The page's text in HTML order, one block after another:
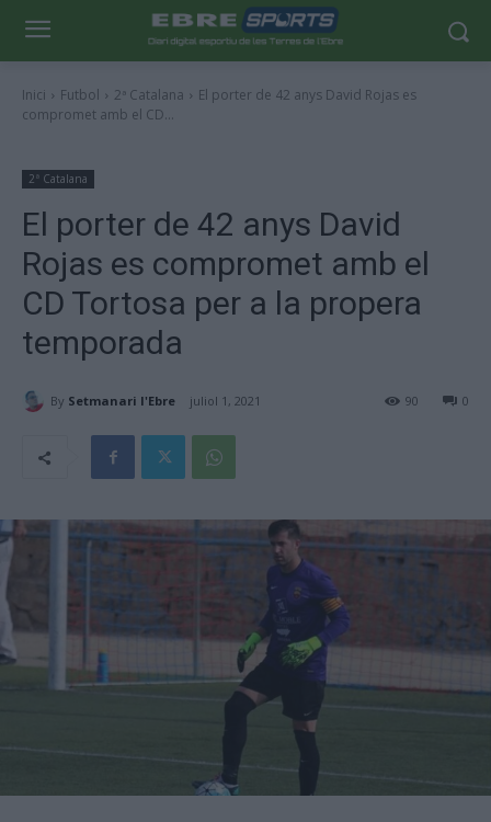
Inici Futbol 2ª Catalana
El porter de 42 anys David Rojas es
compromet amb el CD...
2ª Catalana
El porter de 42 anys David
Rojas es compromet amb el
CD Tortosa per a la propera
temporada
By Setmanari l'Ebre juliol 1, 2021 0
90